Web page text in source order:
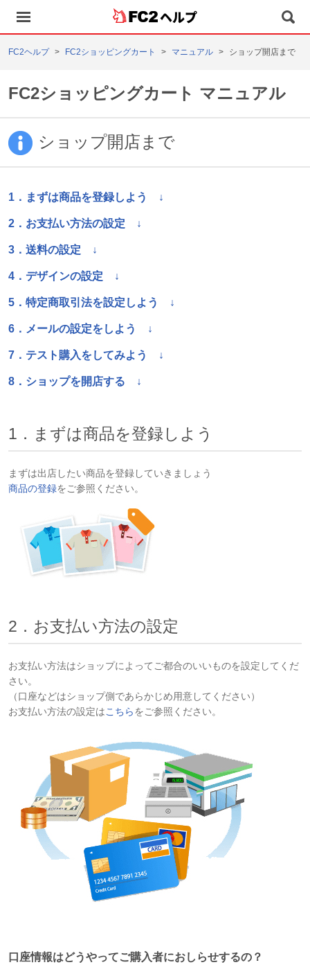
ヘルプ
FC2ヘルプ FC2ショッピングカート マニュアル ショップ開店まで
FC2ショッピングカート マニュアル
ショップ開店まで
1．まずは商品を登録しよう ↓
2．お支払い方法の設定 ↓
3．送料の設定 ↓
4．デザインの設定 ↓
5 ． 特定商取引法を設定しよう ↓
6 ．メールの設定をしよう ↓
7 ．テスト購入をしてみよう ↓
8 ．ショップを開店する ↓
1．まずは商品を登録しよう
まずは出店したい商品を登録していきましょう
商品の登録をご参照ください。
2．お支払い方法の設定
お支払い方法はショップによってご都合のいいものを設定してくだ
さい。
（口座などはショップ側であらかじめ用意してください）
お支払い方法の設定はこちらをご参照ください。
口座情報はどうやってご購入者におしらせするの？